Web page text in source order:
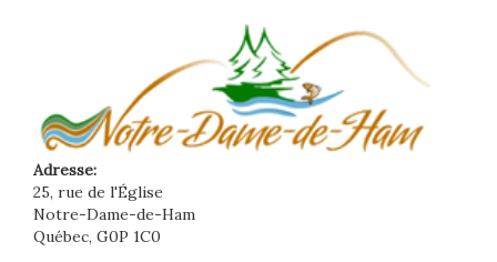
Adresse:
25, rue de l'Église
Notre-Dame-de-Ham
Québec, G0P 1C0